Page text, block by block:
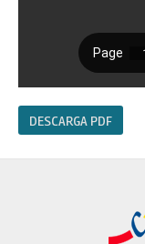
DESCARGA PDF